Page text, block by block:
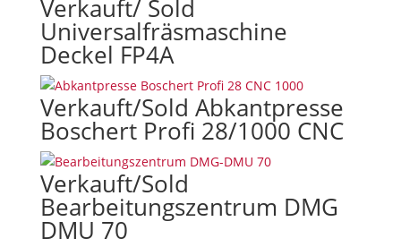
Verkauft/ Sold
Universalfräsmaschine
Deckel FP4A
Verkauft/Sold Abkantpresse
Boschert Profi 28/1000 CNC
Verkauft/Sold
Bearbeitungszentrum DMG
DMU 70